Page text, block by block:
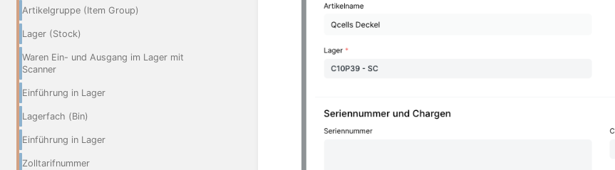
Artikelgruppe (Item Group)
Lager (Stock)
Waren Ein- und Ausgang im Lager mit
Scanner
Einführung in Lager
Lagerfach (Bin)
Einführung in Lager
Zolltarifnummer